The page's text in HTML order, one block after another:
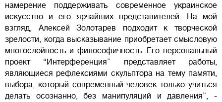
намерение поддерживать современное украинское
искусство и его ярчайших представителей. На мой
взгляд, Алексей Золотарев подходит к творческой
зрелости, когда высказывание приобретает смысловую
многослойность и философичность. Его персональный
проект “Интерференция” представляет работы,
являющиеся рефлексиями скульптора на тему памяти,
выбора, который современный человек только учиться
делать осознанно, без манипуляций и давления”, -